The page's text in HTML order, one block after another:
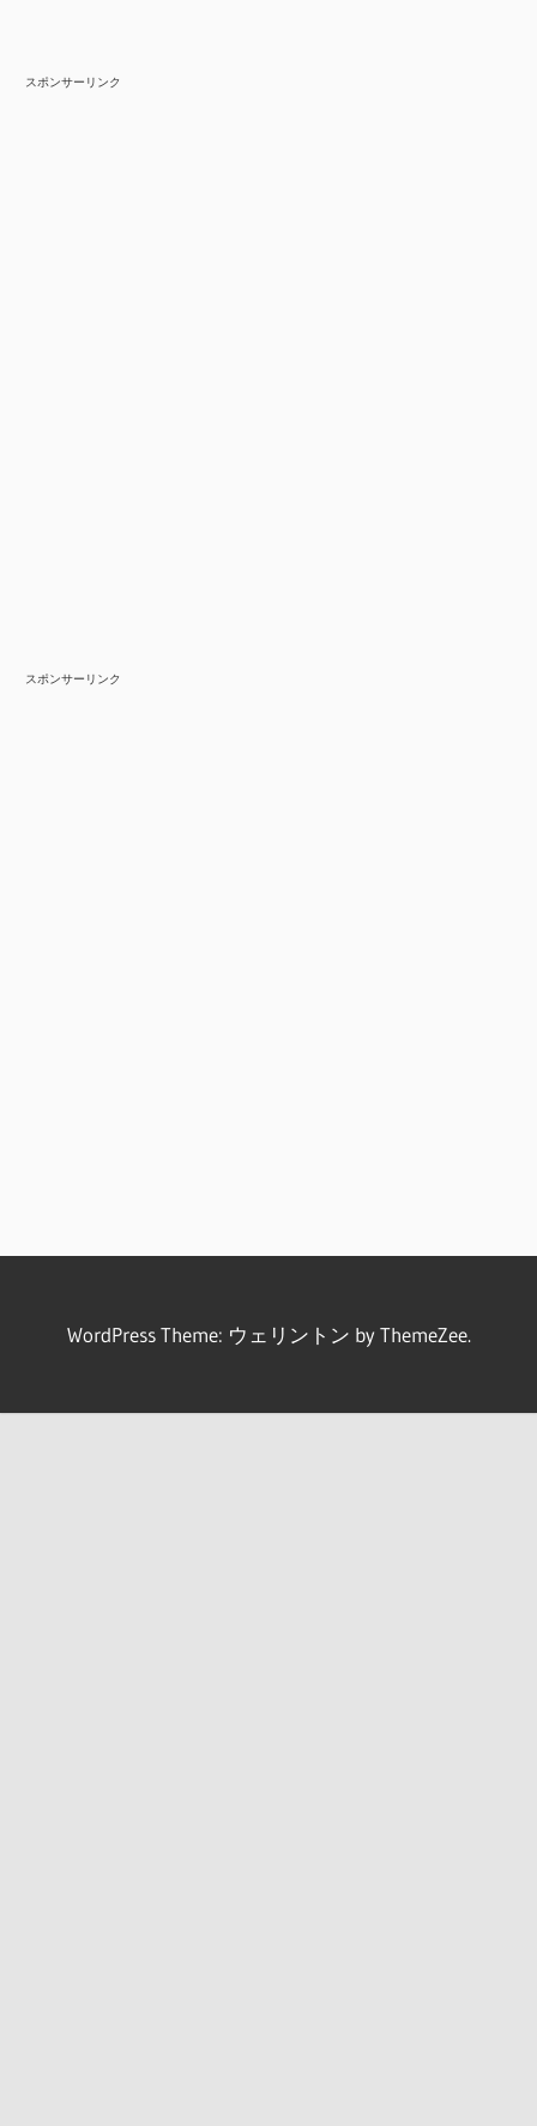
スポンサーリンク
スポンサーリンク
WordPress Theme: ウェリントン by ThemeZee.